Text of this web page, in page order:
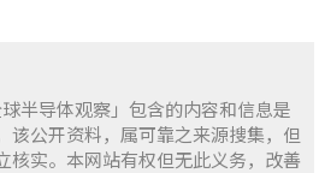
半导体观察」包含的内容和信息是
该公开资料，属可靠之来源搜集，但
核实。本网站有权但无此义务，改善